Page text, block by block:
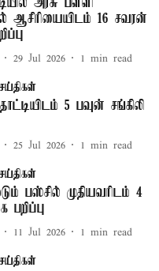
அரசு பள்ளி
ஆசிரியையிடம் 16 சவரன்
29 Jul 2026 1 min read
5 பவுன் சங்கிலி
25 Jul 2026 1 min read
பஸ்சில் முதியவரிடம் 4
பறிப்பு
11 Jul 2026 1 min read